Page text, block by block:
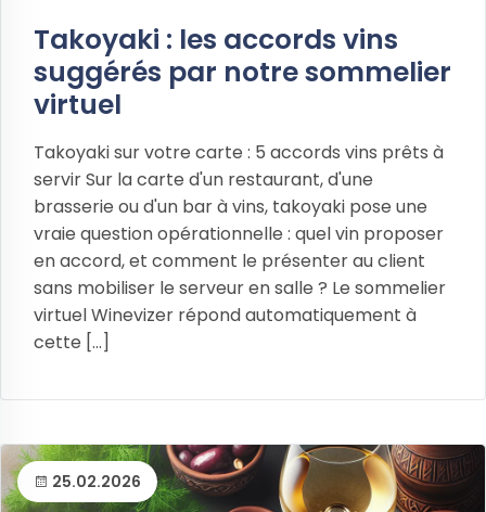
Takoyaki : les accords vins
suggérés par notre sommelier
virtuel
Takoyaki sur votre carte : 5 accords vins prêts à
servir Sur la carte d'un restaurant, d'une
brasserie ou d'un bar à vins, takoyaki pose une
vraie question opérationnelle : quel vin proposer
en accord, et comment le présenter au client
sans mobiliser le serveur en salle ? Le sommelier
virtuel Winevizer répond automatiquement à
cette [...]
25.02.2026